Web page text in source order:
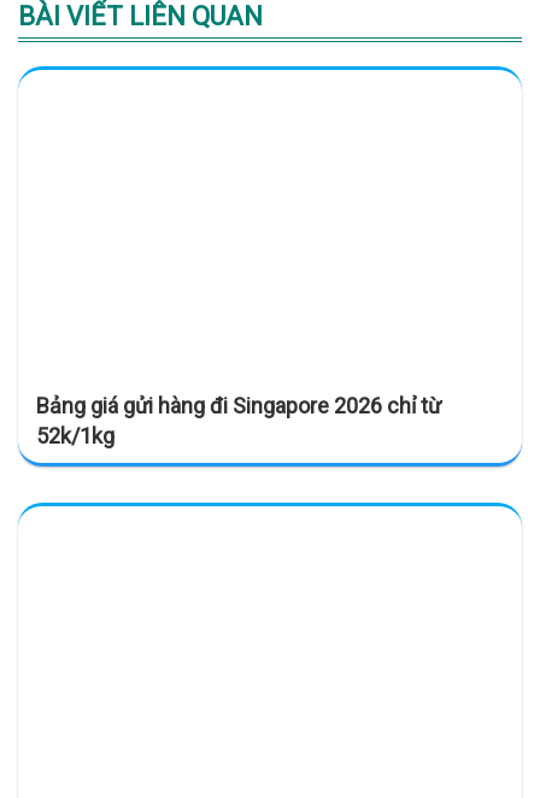
BÀI VIẾT LIÊN QUAN
Bảng giá gửi hàng đi Singapore 2026 chỉ từ
52k/1kg